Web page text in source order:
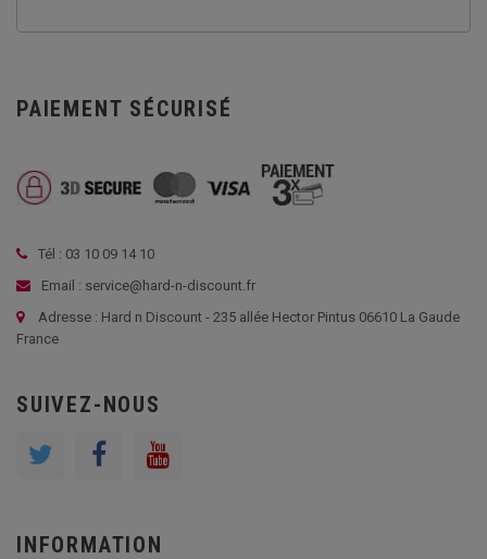
PAIEMENT SÉCURISÉ
Tél : 03 10 09 14 10
Email : service@hard-n-discount.fr
Adresse : Hard n Discount - 235 allée Hector Pintus 06610 La Gaude
France
SUIVEZ-NOUS
INFORMATION